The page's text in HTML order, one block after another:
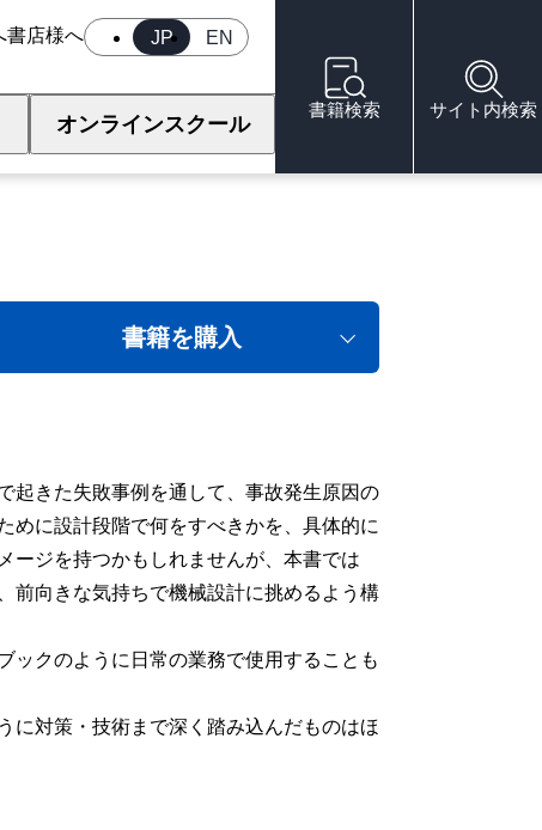
JP EN
書店様へ
オンラインスクール
書籍検索 サイト内検索
書籍を購入
起きた失敗事例を通して、事故発生原因の
めに設計段階で何をすべきかを、具体的に
ージを持つかもしれませんが、本書では
前向きな気持ちで機械設計に挑めるよう構
ックのように日常の業務で使用することも
に対策・技術まで深く踏み込んだものはほ